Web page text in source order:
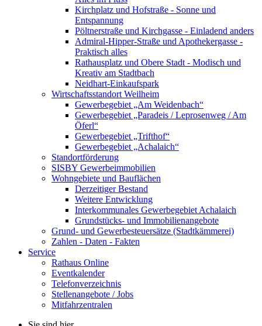
Kirchplatz und Hofstraße - Sonne und
Entspannung
Pöltnerstraße und Kirchgasse - Einladend anders
Admiral-Hipper-Straße und Apothekergasse -
Praktisch alles
Rathausplatz und Obere Stadt - Modisch und
Kreativ am Stadtbach
Neidhart-Einkaufspark
Wirtschaftsstandort Weilheim
Gewerbegebiet „Am Weidenbach“
Gewerbegebiet „Paradeis / Leprosenweg / Am
Öferl“
Gewerbegebiet „Trifthof“
Gewerbegebiet „Achalaich“
Standortförderung
SISBY Gewerbeimmobilien
Wohngebiete und Bauflächen
Derzeitiger Bestand
Weitere Entwicklung
Interkommunales Gewerbegebiet Achalaich
Grundstücks- und Immobilienangebote
Grund- und Gewerbesteuersätze (Stadtkämmerei)
Zahlen - Daten - Fakten
Service
Rathaus Online
Eventkalender
Telefonverzeichnis
Stellenangebote / Jobs
Mitfahrzentralen